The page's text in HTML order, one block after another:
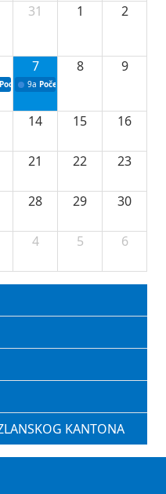
ugovora sa neprofitnim
31 1 2
ugovora o stipendijama za
Podrška razvoju vodne infrastrukture u
7
9a Početak izgradnje nove
8 9
14 15 16
21 22 23
28 29 30
4 5 6
KANTONA